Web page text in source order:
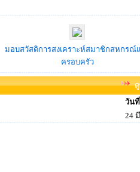
มอบสวัสดิการสงเคราะห์สมาชิกสหกรณ์
ครอบครัว
วันที่
24